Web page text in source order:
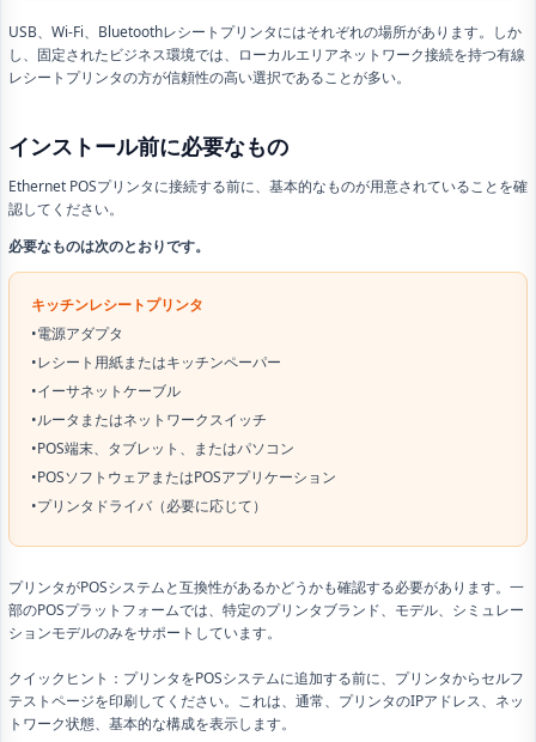
USB、Wi-Fi、Bluetoothレシートプリンタにはそれぞれの場所があります。しか
し、固定されたビジネス環境では、ローカルエリアネットワーク接続を持つ有線
レシートプリンタの方が信頼性の高い選択であることが多い。
インストール前に必要なもの
Ethernet POSプリンタに接続する前に、基本的なものが用意されていることを確
認してください。
必要なものは次のとおりです。
キッチンレシートプリンタ
•電源アダプタ
•レシート用紙またはキッチンペーパー
•イーサネットケーブル
•ルータまたはネットワークスイッチ
•POS端末、タブレット、またはパソコン
•POSソフトウェアまたはPOSアプリケーション
•プリンタドライバ（必要に応じて）
プリンタがPOSシステムと互換性があるかどうかも確認する必要があります。一
部のPOSプラットフォームでは、特定のプリンタブランド、モデル、シミュレー
ションモデルのみをサポートしています。
クイックヒント：プリンタをPOSシステムに追加する前に、プリンタからセルフ
テストページを印刷してください。これは、通常、プリンタのIPアドレス、ネッ
トワーク状態、基本的な構成を表示します。